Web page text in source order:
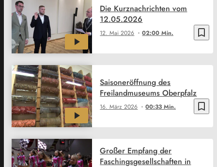
bookmark_border
12. Mai 2026 02:00 Min.
Die Kurznachrichten vom
12.05.2026
bookmark_border
16. März 2026 00:33 Min.
Saisoneröffnung des
Freilandmuseums Oberpfalz
Großer Empfang der
Faschingsgesellschaften in